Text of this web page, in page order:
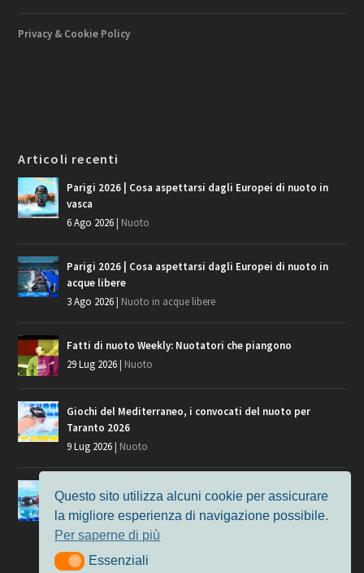
Privacy & Cookie Policy
Articoli recenti
Parigi 2026 | Cosa aspettarsi dagli Europei di nuoto in
vasca
6 Ago 2026| Nuoto
Parigi 2026 | Cosa aspettarsi dagli Europei di nuoto in
acque libere
3 Ago 2026| Nuoto in acque libere
Fatti di nuoto Weekly: Nuotatori che piangono
29 Lug 2026| Nuoto
Giochi del Mediterraneo, i convocati del nuoto per
Taranto 2026
9 Lug 2026| Nuoto
Europei di Nuoto Parigi 2026: fra veterani e giovani, chi
7 Lug 2026
Nuoto
Questo sito utilizza alcuni cookie per assicurare
la migliore esperienza di navigazione possibile.
Per saperne di più
EssenzialiEssenziali